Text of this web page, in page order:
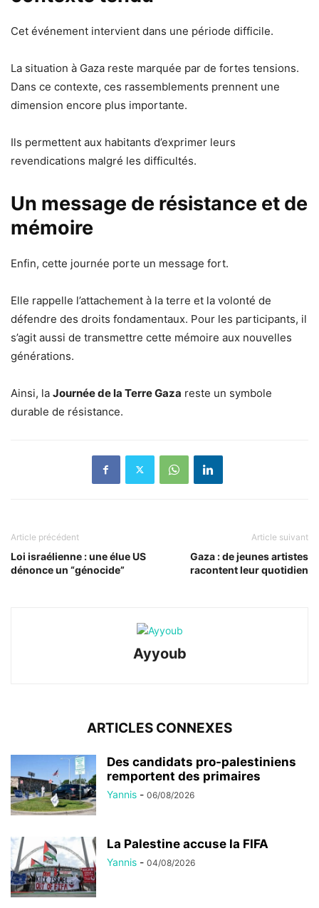
Cet événement intervient dans une période difficile.
La situation à Gaza reste marquée par de fortes tensions.
Dans ce contexte, ces rassemblements prennent une
dimension encore plus importante.
Ils permettent aux habitants d’exprimer leurs
revendications malgré les difficultés.
Un message de résistance et de
mémoire
Enfin, cette journée porte un message fort.
Elle rappelle l’attachement à la terre et la volonté de
défendre des droits fondamentaux. Pour les participants, il
s’agit aussi de transmettre cette mémoire aux nouvelles
générations.
Ainsi, la Journée de la Terre Gaza reste un symbole
durable de résistance.
Article précédent
Loi israélienne : une élue US
dénonce un “génocide”
Article suivant
Gaza : de jeunes artistes
racontent leur quotidien
Ayyoub
ARTICLES CONNEXES
Des candidats pro-palestiniens
remportent des primaires
Yannis - 06/08/2026
La Palestine accuse la FIFA
Yannis - 04/08/2026